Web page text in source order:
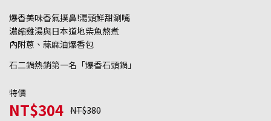
爆香美味香氣撲鼻!湯頭鮮甜涮嘴
濃縮雞湯與日本道地柴魚熬煮
內附蔥、蒜麻油爆香包
石二鍋熱銷第一名「爆香石頭鍋」
特價
NT$304 NT$380